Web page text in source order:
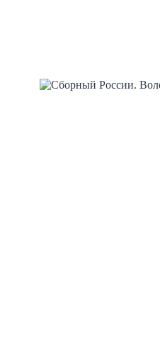
Сборный